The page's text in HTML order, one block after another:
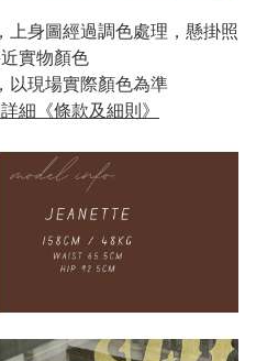
身圖經過調色處理，懸掛照
實物顏色
以現場實際顏色為準
細《條款及細則》